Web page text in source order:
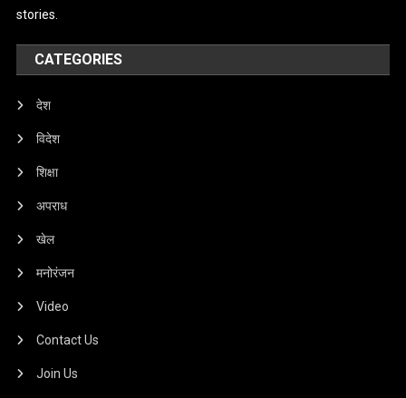
stories.
CATEGORIES
देश
विदेश
शिक्षा
अपराध
खेल
मनोरंजन
Video
Contact Us
Join Us